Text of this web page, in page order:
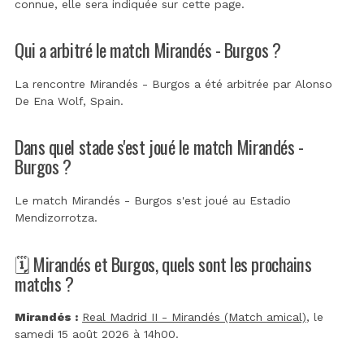
connue, elle sera indiquée sur cette page.
Qui a arbitré le match Mirandés - Burgos ?
La rencontre Mirandés - Burgos a été arbitrée par Alonso
De Ena Wolf, Spain.
Dans quel stade s'est joué le match Mirandés -
Burgos ?
Le match Mirandés - Burgos s'est joué au Estadio
Mendizorrotza.
🗓️ Mirandés et Burgos, quels sont les prochains
matchs ?
Mirandés : Real Madrid II - Mirandés (Match amical), le
samedi 15 août 2026 à 14h00.